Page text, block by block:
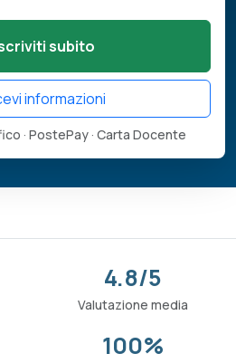
subito
informazioni
· PostePay · Carta Docente
4.8/5
Valutazione media
100%